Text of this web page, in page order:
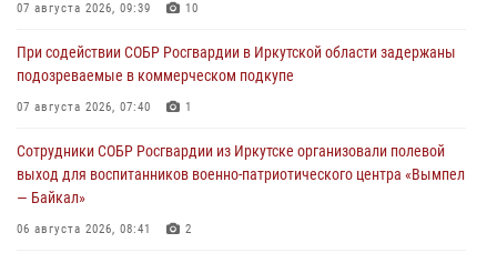
07 августа 2026, 09:39 10
При содействии СОБР Росгвардии в Иркутской области задержаны
подозреваемые в коммерческом подкупе
07 августа 2026, 07:40 1
Сотрудники СОБР Росгвардии из Иркутске организовали полевой
выход для воспитанников военно-патриотического центра «Вымпел
— Байкал»
06 августа 2026, 08:41 2